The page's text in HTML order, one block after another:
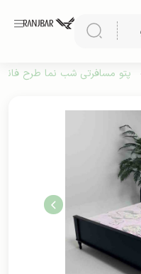
پتو مسافرتی شب نما طرح